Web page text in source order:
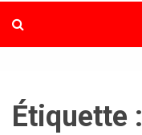
Étiquette :